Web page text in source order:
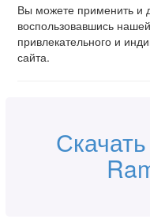
Вы можете применить и
воспользовавшись нашей
привлекательного и
сайта.